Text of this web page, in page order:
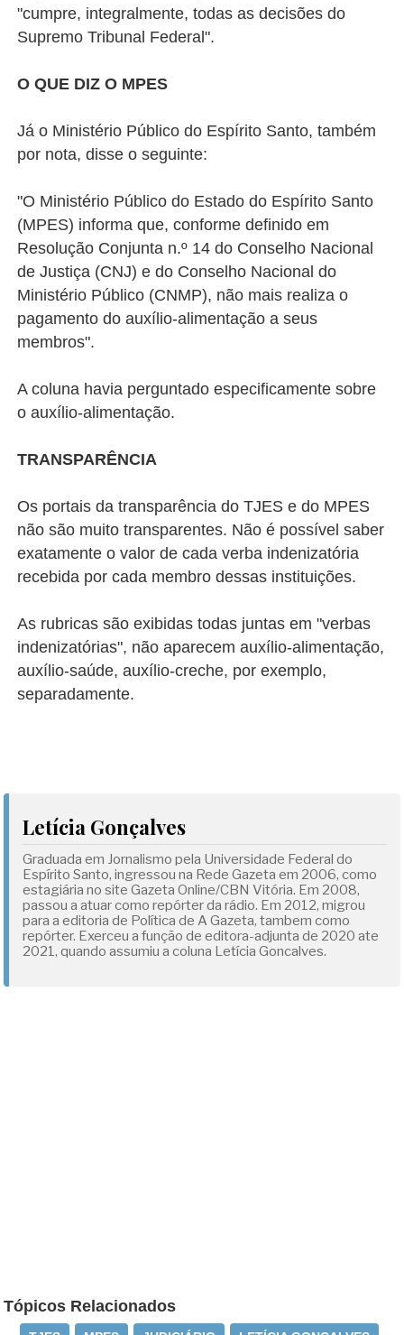
"cumpre, integralmente, todas as decisões do
Supremo Tribunal Federal".
O QUE DIZ O MPES
Já o Ministério Público do Espírito Santo, também
por nota, disse o seguinte:
"O Ministério Público do Estado do Espírito Santo
(MPES) informa que, conforme definido em
Resolução Conjunta n.º 14 do Conselho Nacional
de Justiça (CNJ) e do Conselho Nacional do
Ministério Público (CNMP), não mais realiza o
pagamento do auxílio-alimentação a seus
membros".
A coluna havia perguntado especificamente sobre
o auxílio-alimentação.
TRANSPARÊNCIA
Os portais da transparência do TJES e do MPES
não são muito transparentes. Não é possível saber
exatamente o valor de cada verba indenizatória
recebida por cada membro dessas instituições.
As rubricas são exibidas todas juntas em "verbas
indenizatórias", não aparecem auxílio-alimentação,
auxílio-saúde, auxílio-creche, por exemplo,
separadamente.
Letícia Gonçalves
Graduada em Jornalismo pela Universidade Federal do
Espírito Santo, ingressou na Rede Gazeta em 2006, como
estagiária no site Gazeta Online/CBN Vitória. Em 2008,
passou a atuar como repórter da rádio. Em 2012, migrou
para a editoria de Política de A Gazeta, tambem como
repórter. Exerceu a função de editora-adjunta de 2020 ate
2021, quando assumiu a coluna Letícia Goncalves.
Tópicos Relacionados